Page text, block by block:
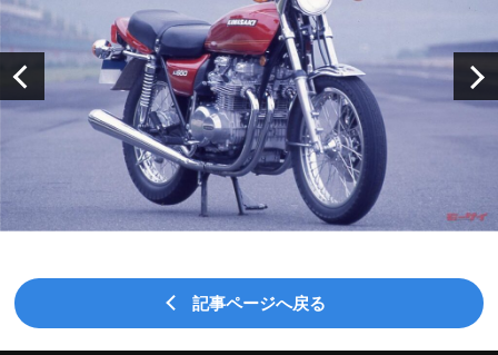
記事ページへ戻る